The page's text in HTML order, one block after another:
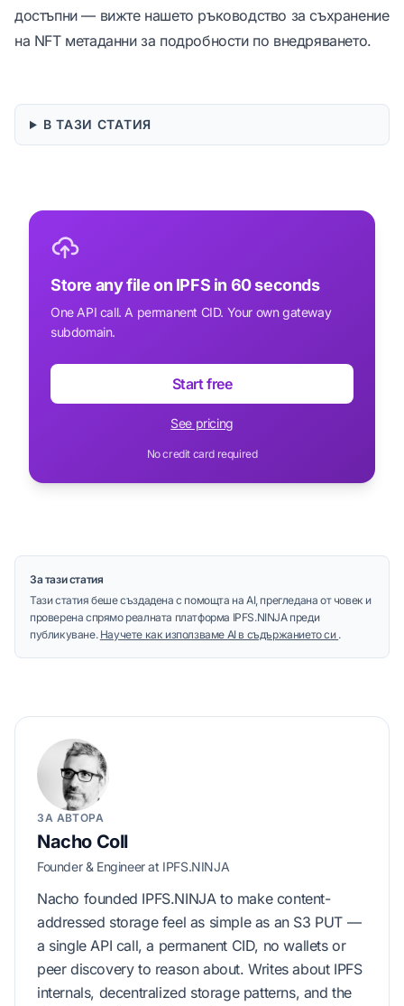
В ТАЗИ СТАТИЯ
достъпни — вижте нашето ръководство за съхранение
на NFT метаданниза подробности по внедряването.
Store any file on IPFS in 60 seconds
One API call. A permanent CID. Your own gateway
subdomain.
Start free
See pricing
No credit card required
За тази статия
Тази статия беше създадена с помощта на AI, прегледана от човек и
проверена спрямо реалната платформа IPFS.NINJA преди
публикуване. Научете как използваме AI в съдържанието си .
ЗА АВТОРА
Nacho Coll
Founder & Engineer at IPFS.NINJA
Nacho founded IPFS.NINJA to make content-
addressed storage feel as simple as an S3 PUT —
a single API call, a permanent CID, no wallets or
peer discovery to reason about. Writes about IPFS
internals, decentralized storage patterns, and the